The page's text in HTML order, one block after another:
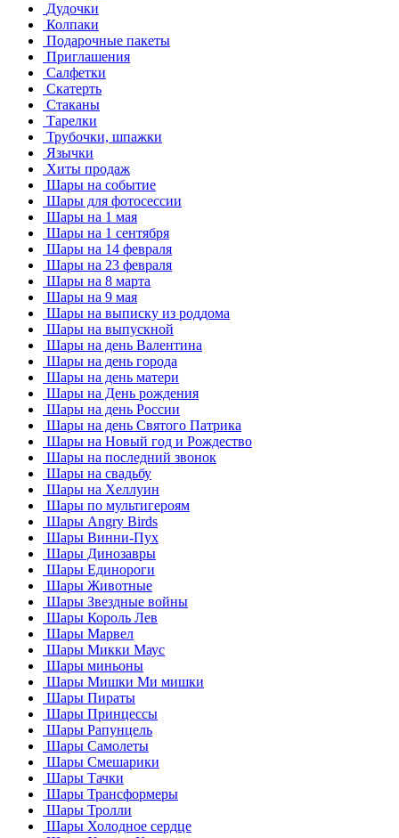
Дудочки
Колпаки
Подарочные пакеты
Приглашения
Салфетки
Скатерть
Стаканы
Тарелки
Трубочки, шпажки
Язычки
Хиты продаж
Шары на событие
Шары для фотосессии
Шары на 1 мая
Шары на 1 сентября
Шары на 14 февраля
Шары на 23 февраля
Шары на 8 марта
Шары на 9 мая
Шары на выписку из роддома
Шары на выпускной
Шары на день Валентина
Шары на день города
Шары на день матери
Шары на День рождения
Шары на день России
Шары на день Святого Патрика
Шары на Новый год и Рождество
Шары на последний звонок
Шары на свадьбу
Шары на Хеллуин
Шары по мультигероям
Шары Angry Birds
Шары Винни-Пух
Шары Динозавры
Шары Единороги
Шары Животные
Шары Звездные войны
Шары Король Лев
Шары Марвел
Шары Микки Маус
Шары миньоны
Шары Мишки Ми мишки
Шары Пираты
Шары Принцессы
Шары Рапунцель
Шары Самолеты
Шары Смешарики
Шары Тачки
Шары Трансформеры
Шары Тролли
Шары Холодное сердце